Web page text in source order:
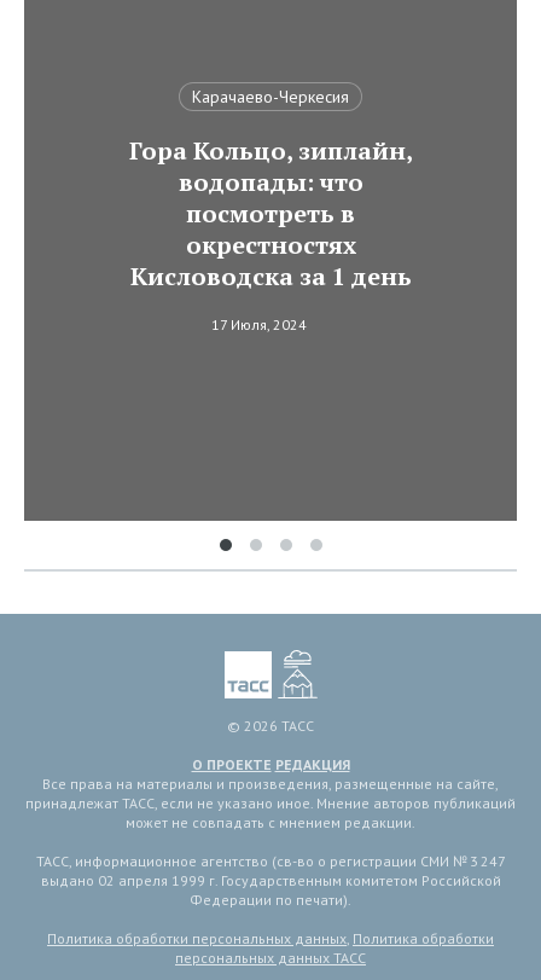
Карачаево-Черкесия
Гора Кольцо, зиплайн,
водопады: что
посмотреть в
окрестностях
Кисловодска за 1 день
17 Июля, 2024
© 2026 ТАСС
О ПРОЕКТЕ РЕДАКЦИЯ
Все права на материалы и произведения, размещенные на сайте,
принадлежат ТАСС, если не указано иное. Мнение авторов публикаций
может не совпадать с мнением редакции.
ТАСС, информационное агентство (св-во о регистрации СМИ № 3 247
выдано 02 апреля 1999 г. Государственным комитетом Российской
Федерации по печати).
Политика обработки персональных данных, Политика обработки
персональных данных ТАСС